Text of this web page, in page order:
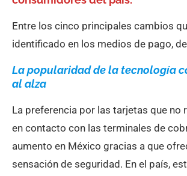
Entre los cinco principales cambios
identificado en los medios de pago,
La popularidad de la tecnología
al alza
La preferencia por las tarjetas que no
en contacto con las terminales de
aumento en México gracias a que
sensación de seguridad. En el país,